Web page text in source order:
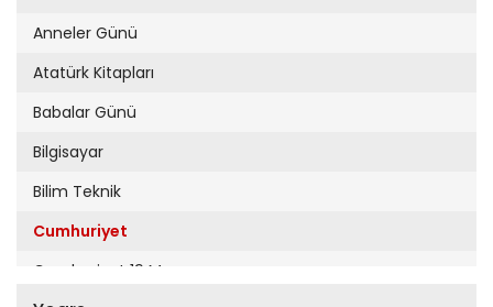
Anneler Günü
Atatürk Kitapları
Babalar Günü
Bilgisayar
Bilim Teknik
Cumhuriyet
Cumhuriyet 19 Mayıs